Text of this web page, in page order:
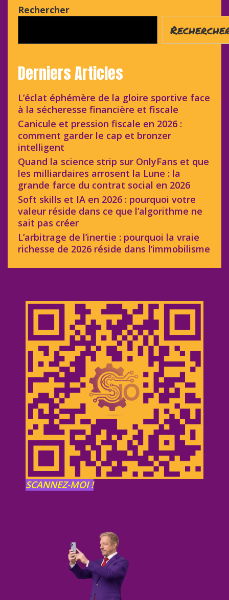
Rechercher
Derniers Articles
L’éclat éphémère de la gloire sportive face
à la sécheresse financière et fiscale
Canicule et pression fiscale en 2026 :
comment garder le cap et bronzer
intelligent
Quand la science strip sur OnlyFans et que
les milliardaires arrosent la Lune : la
grande farce du contrat social en 2026
Soft skills et IA en 2026 : pourquoi votre
valeur réside dans ce que l’algorithme ne
sait pas créer
L’arbitrage de l’inertie : pourquoi la vraie
richesse de 2026 réside dans l’immobilisme
SCANNEZ-MOI !